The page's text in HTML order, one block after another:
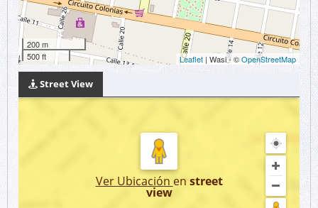
200 m
500 ft
Leaflet | Wasi - ©OpenStreetMap
Street View
Ver Ubicación en street
view